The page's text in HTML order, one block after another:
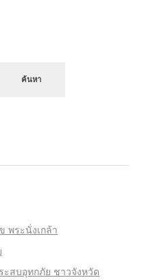
ค้นหา
พระนั่งเกล้า
ะสบอุทกภัย ชาวจังหวัด